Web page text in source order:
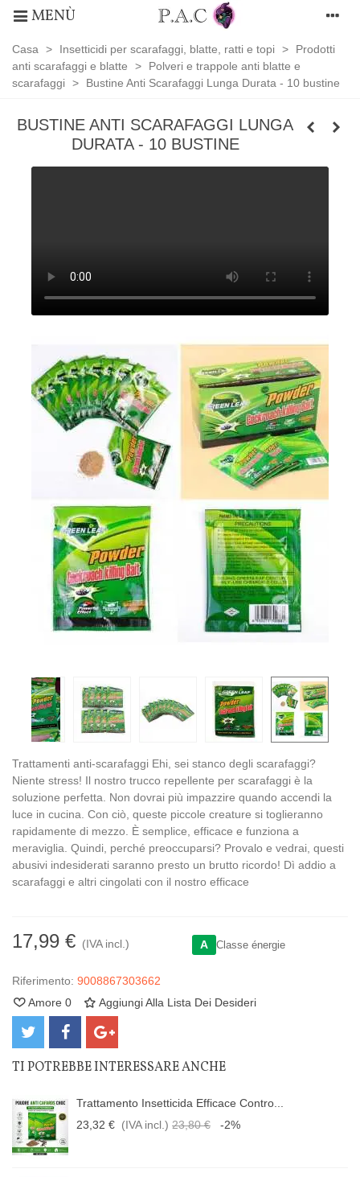
MENÙ
Casa > Insetticidi per scarafaggi, blatte, ratti e topi >
Prodotti
anti scarafaggi e blatte
>
Polveri e trappole anti blatte e
scarafaggi > Bustine Anti Scarafaggi Lunga Durata - 10 bustine
BUSTINE ANTI SCARAFAGGI LUNGA
DURATA - 10 BUSTINE
blatte
scarafaggi
Trattamenti anti-scarafaggi Ehi, sei stanco degli scarafaggi?
Niente stress! Il nostro trucco repellente per scarafaggi è la
soluzione perfetta. Non dovrai più impazzire quando accendi la
luce in cucina. Con ciò, queste piccole creature si toglieranno
rapidamente di mezzo. È semplice, efficace e funziona a
meraviglia. Quindi, perché preoccuparsi? Provalo e vedrai, questi
abusivi indesiderati saranno presto un brutto ricordo! Dì addio a
scarafaggi e altri cingolati con il nostro efficace
17,99 € (IVA incl.) A Classe énergie
Riferimento: 9008867303662
Amore 0 Aggiungi Alla Lista Dei Desideri
TI POTREBBE INTERESSARE ANCHE
Trattamento Insetticida Efficace Contro...
23,32 € (IVA incl.) 23,80 € -2%